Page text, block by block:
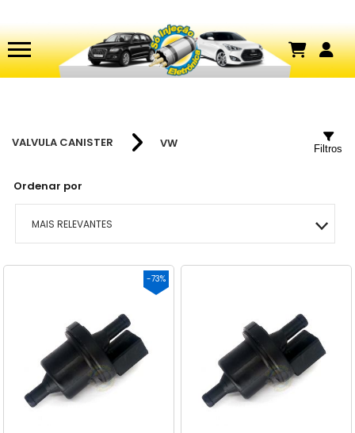
VALVULA CANISTER VW
Ordenar por
MAIS RELEVANTES
MAIS VENDIDOS
MAIOR PREÇO
A - Z
Filtros
-73%